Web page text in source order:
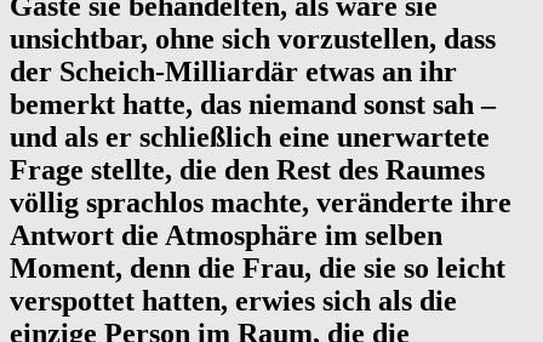
Gäste sie behandelten, als wäre sie
unsichtbar, ohne sich vorzustellen, dass
der Scheich-Milliardär etwas an ihr
bemerkt hatte, das niemand sonst sah –
und als er schließlich eine unerwartete
Frage stellte, die den Rest des Raumes
völlig sprachlos machte, veränderte ihre
Antwort die Atmosphäre im selben
Moment, denn die Frau, die sie so leicht
verspottet hatten, erwies sich als die
einzige Person im Raum, die die